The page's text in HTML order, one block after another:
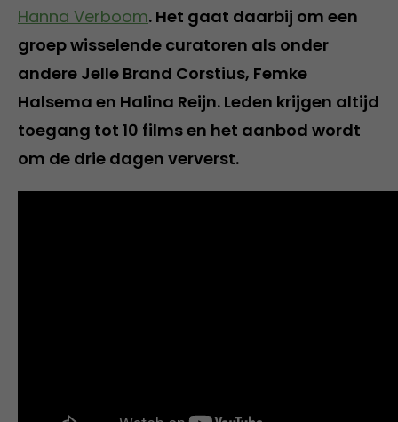
Hanna Verboom. Het gaat daarbij om een
groep wisselende curatoren als onder
andere Jelle Brand Corstius, Femke
Halsema en Halina Reijn. Leden krijgen altijd
toegang tot 10 films en het aanbod wordt
om de drie dagen ververst.